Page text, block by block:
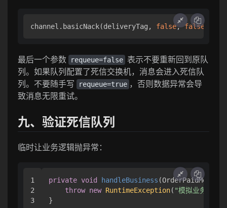
channel.basicNack(deliveryTag, false, false
最后一个参数 requeue=false 表示不要重新回到原队
列。如果队列配置了死信交换机，消息会进入死信队
列。不要随手写
requeue=true ，否则数据异常会导
致消息无限重试。
九、验证死信队列
临时让业务逻辑抛异常：
1
2
private void handleBusiness
throw new RuntimeException( "模拟业务异常"